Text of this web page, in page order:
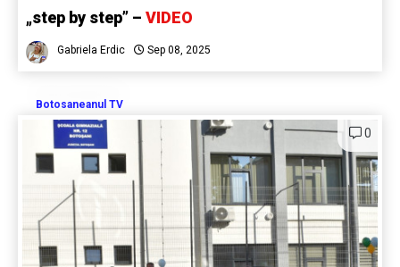
„step by step” – VIDEO
Gabriela Erdic Sep 08, 2025
Botosaneanul TV
0